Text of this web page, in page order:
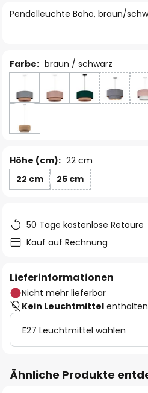
Pendelleuchte Boho, braun/
Farbe: braun / schwarz
Höhe (cm): 22 cm
22 cm
25 cm
50 Tage kostenlose Retoure
Kauf auf Rechnung
Lieferinformationen
Nicht mehr lieferbar
Kein Leuchtmittel enthalten
E27 Leuchtmittel wählen
Ähnliche Produkte